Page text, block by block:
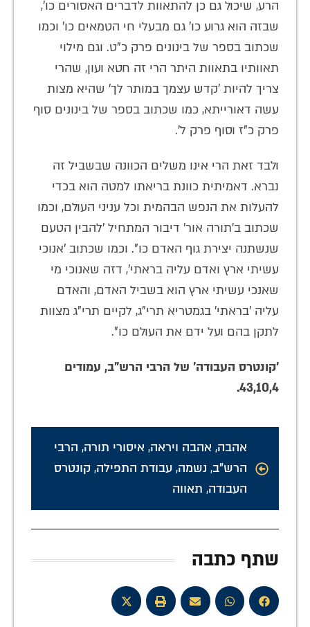
הרע, שיכול גם כן להתאוות לדברים האסורים כו',
שבזה הוא גרוע כו' גם מבעלי חי הטמאים כו׳ וכמו
שכתוב בספר של בינונים פרק כ"ט. וגם מילוי
תאוותיו בתאוות היתר הרי זה חטא ועון, שהרי
צריך להיות 'קדש עצמך במותר לך' שהיא מצות
עשה דאורייתא, כמו שכתוב בספר של בינונים סוף
פרק כ"ז וסוף פרק ל'.
ולבד זאת הרי אינו משלים הכוונה שבשביל זה
נברא. דאמיתית כוונת בריאתו למטה הוא בכדי
להעלות את הנפש הבהמית וכל עניני העולם, וכמו
שכתוב ב'תורה אור' דיבור המתחיל 'להבין הטעם
שנשתנה יצירת גוף האדם כו". וכמו שכתוב 'אנוכי
עשיתי ארץ ואדם עליה בראתי', דזה שאנוכי מי
שאנכי עשיתי ארץ הוא בשביל האדם, והאדם
עליה 'בראתי' בגמטריא תרי"ג, לקיים תרי"ג מצוות
לתקן בהם ועל ידם את העולם כו".
'קונטרס העבודה' של הרבי הרש"ב, עמודים
43,10,4.
אהבה, אהבה ויראה, איסורי תורה, הרבי
הרש"ב, נשמה, עבודת התפילה, קונטרס
העבודה, תאווה
שתף כתבה